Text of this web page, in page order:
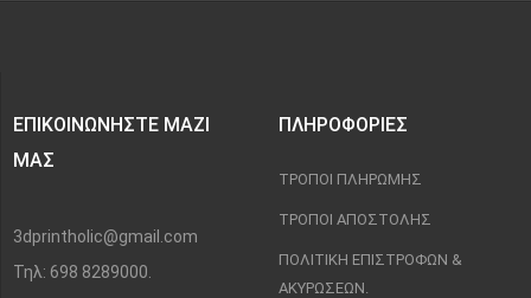
ΕΠΙΚΟΙΝΩΝΉΣΤΕ ΜΑΖΊ
ΜΑΣ
3dprintholic@gmail.com
Τηλ: 698 8289000.
ΠΛΗΡΟΦΟΡΊΕΣ
ΤΡΌΠΟΙ ΠΛΗΡΩΜΉΣ
ΤΡΌΠΟΙ ΑΠΟΣΤΟΛΉΣ
ΠΟΛΙΤΙΚΉ ΕΠΙΣΤΡΟΦΏΝ &
ΑΚΥΡΏΣΕΩΝ.